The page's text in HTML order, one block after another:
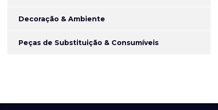
Decoração & Ambiente
Peças de Substituição & Consumíveis